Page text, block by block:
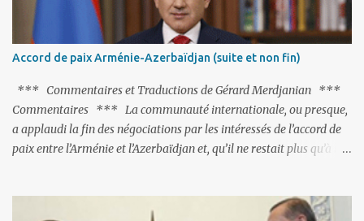
l'Arménie réelle ». Même les trois présidents qu'ils l'ont précédés ne
trouvent pas grâce à ses yeux, les traitant de tous les noms, avant
de les traîner en justice. Et comme les politiciens ne lui suffisent
pas, il s'attaque aux dignitaires de l'Église arménienne, les...
Accord de paix Arménie-Azerbaïdjan (suite et non fin)
*** Commentaires et Traductions de Gérard Merdjanian ***
Commentaires *** La communauté internationale, ou presque,
a applaudi la fin des négociations par les intéressés de l’accord de
paix entre l’Arménie et l’Azerbaïdjan et, qu’il ne restait plus qu’à le
Les deux points non résolus portaient sur la renonciation aux